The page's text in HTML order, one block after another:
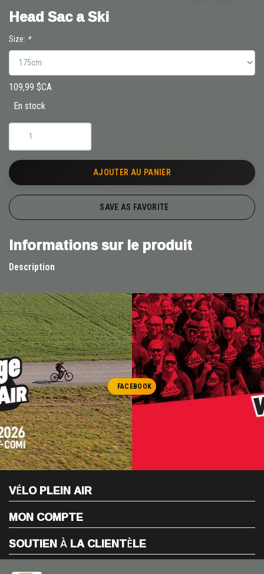
Head Sac a Ski
Size: *
109,99 $CA
En stock
AJOUTER AU PANIER
SAVE AS FAVORITE
Informations sur le produit
Description
FACEBOOK
VÉLO PLEIN AIR
MON COMPTE
SOUTIEN À LA CLIENTÈLE